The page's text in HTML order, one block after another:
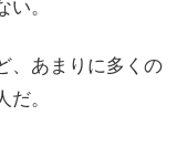
。
、あまりに多くの
。